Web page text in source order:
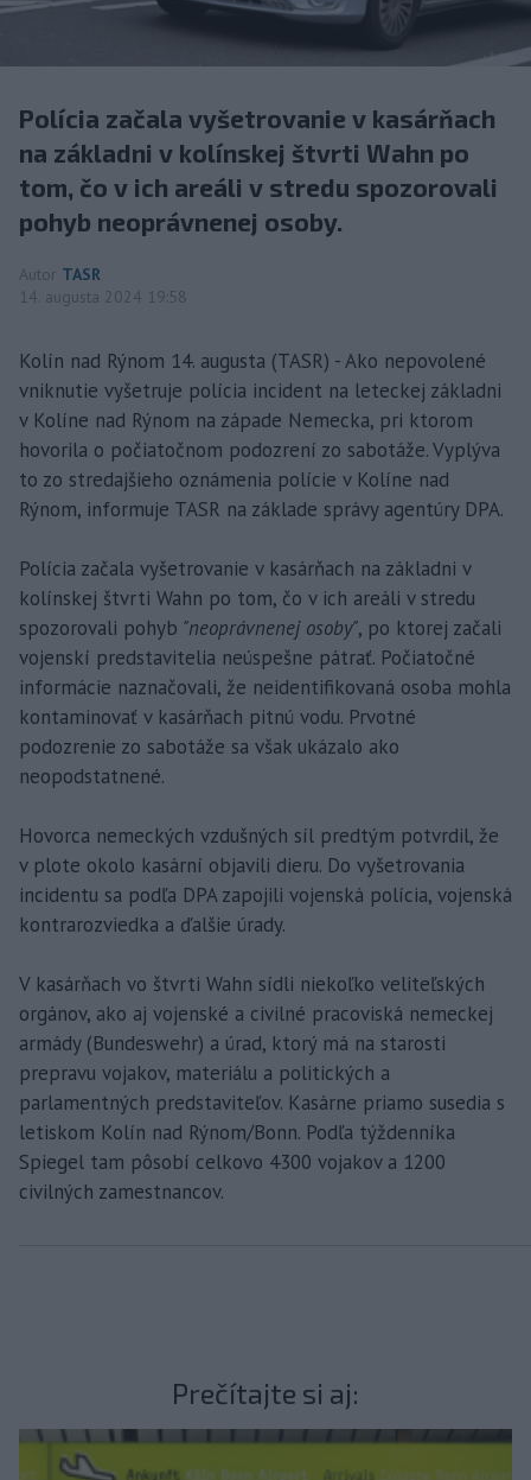
Polícia začala vyšetrovanie v kasárňach
na základni v kolínskej štvrti Wahn po
tom, čo v ich areáli v stredu spozorovali
pohyb neoprávnenej osoby.
Autor TASR
14. augusta 2024 19:58
Kolín nad Rýnom 14. augusta (TASR) - Ako nepovolené
vniknutie vyšetruje polícia incident na leteckej základni
v Kolíne nad Rýnom na západe Nemecka, pri ktorom
hovorila o počiatočnom podozrení zo sabotáže. Vyplýva
to zo stredajšieho oznámenia polície v Kolíne nad
Rýnom, informuje TASR na základe správy agentúry DPA.
Polícia začala vyšetrovanie v kasárňach na základni v
kolínskej štvrti Wahn po tom, čo v ich areáli v stredu
spozorovali pohyb "neoprávnenej osoby", po ktorej začali
vojenskí predstavitelia neúspešne pátrať. Počiatočné
informácie naznačovali, že neidentifikovaná osoba mohla
kontaminovať v kasárňach pitnú vodu. Prvotné
podozrenie zo sabotáže sa však ukázalo ako
neopodstatnené.
Hovorca nemeckých vzdušných síl predtým potvrdil, že
v plote okolo kasární objavili dieru. Do vyšetrovania
incidentu sa podľa DPA zapojili vojenská polícia, vojenská
kontrarozviedka a ďalšie úrady.
V kasárňach vo štvrti Wahn sídli niekoľko veliteľských
orgánov, ako aj vojenské a civilné pracoviská nemeckej
armády (Bundeswehr) a úrad, ktorý má na starosti
prepravu vojakov, materiálu a politických a
parlamentných predstaviteľov. Kasárne priamo susedia s
letiskom Kolín nad Rýnom/Bonn. Podľa týždenníka
Spiegel tam pôsobí celkovo 4300 vojakov a 1200
civilných zamestnancov.
Prečítajte si aj: